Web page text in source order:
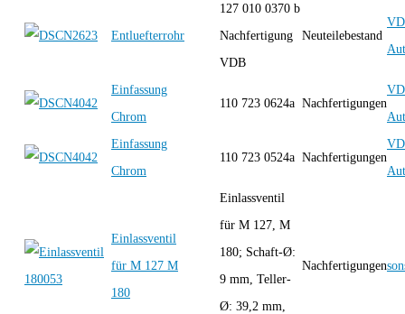
Entluefterrohr
127 010 0370 b
Nachfertigung
VDB
Neuteilebestand
Einfassung
Chrom
110 723 0624a Nachfertigungen
Einfassung
Chrom
110 723 0524a Nachfertigungen
Einlassventil
für M 127 M
180
Einlassventil
für M 127, M
180; Schaft-Ø:
9 mm, Teller-
Ø: 39,2 mm,
Nachfertigungen